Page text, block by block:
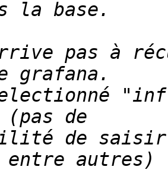
pas à
de saisir